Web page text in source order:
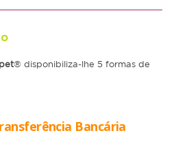
® disponibiliza-lhe 5 formas de
Bancária